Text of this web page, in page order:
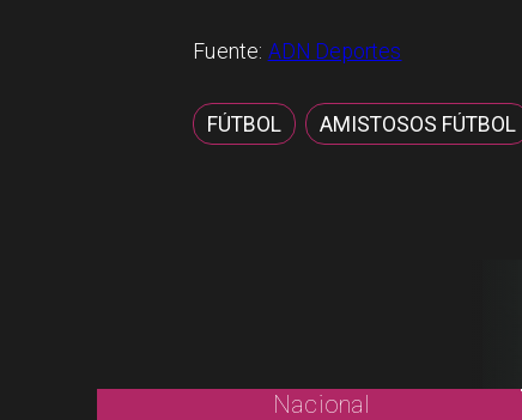
Fuente: ADN Deportes
FÚTBOL AMISTOSOS FÚTBOL
Nacional